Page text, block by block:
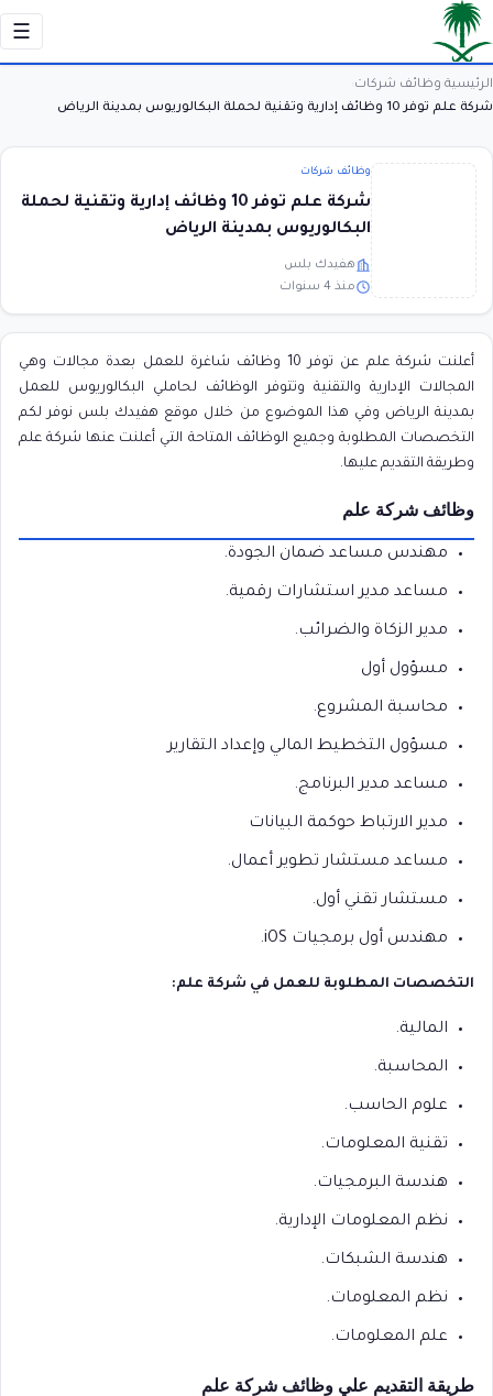
☰
الرئيسية وظائف شركات
شركة علم توفر 10 وظائف إدارية وتقنية لحملة البكالوريوس بمدينة الرياض
وظائف شركات
شركة علم توفر 10 وظائف إدارية وتقنية لحملة
البكالوريوس بمدينة الرياض
هفيدك بلس
منذ 4 سنوات
أعلنت شركة علم عن توفر 10 وظائف شاغرة للعمل بعدة مجالات وهي
المجالات الإدارية والتقنية وتتوفر الوظائف لحاملي البكالوريوس للعمل
بمدينة الرياض وفي هذا الموضوع من خلال موقع هفيدك بلس نوفر لكم
التخصصات المطلوبة وجميع الوظائف المتاحة التي أعلنت عنها شركة علم
وطريقة التقديم عليها.
وظائف شركة علم
مهندس مساعد ضمان الجودة.
مساعد مدير استشارات رقمية.
مدير الزكاة والضرائب.
مسؤول أول
محاسبة المشروع.
مسؤول التخطيط المالي وإعداد التقارير
مساعد مدير البرنامج.
مدير الارتباط حوكمة البيانات
مساعد مستشار تطوير أعمال.
مستشار تقني أول.
مهندس أول برمجيات iOS.
التخصصات المطلوبة للعمل في شركة علم:
المالية.
المحاسبة.
علوم الحاسب.
تقنية المعلومات.
هندسة البرمجيات.
نظم المعلومات الإدارية.
هندسة الشبكات.
نظم المعلومات.
علم المعلومات.
طريقة التقديم علي وظائف شركة علم